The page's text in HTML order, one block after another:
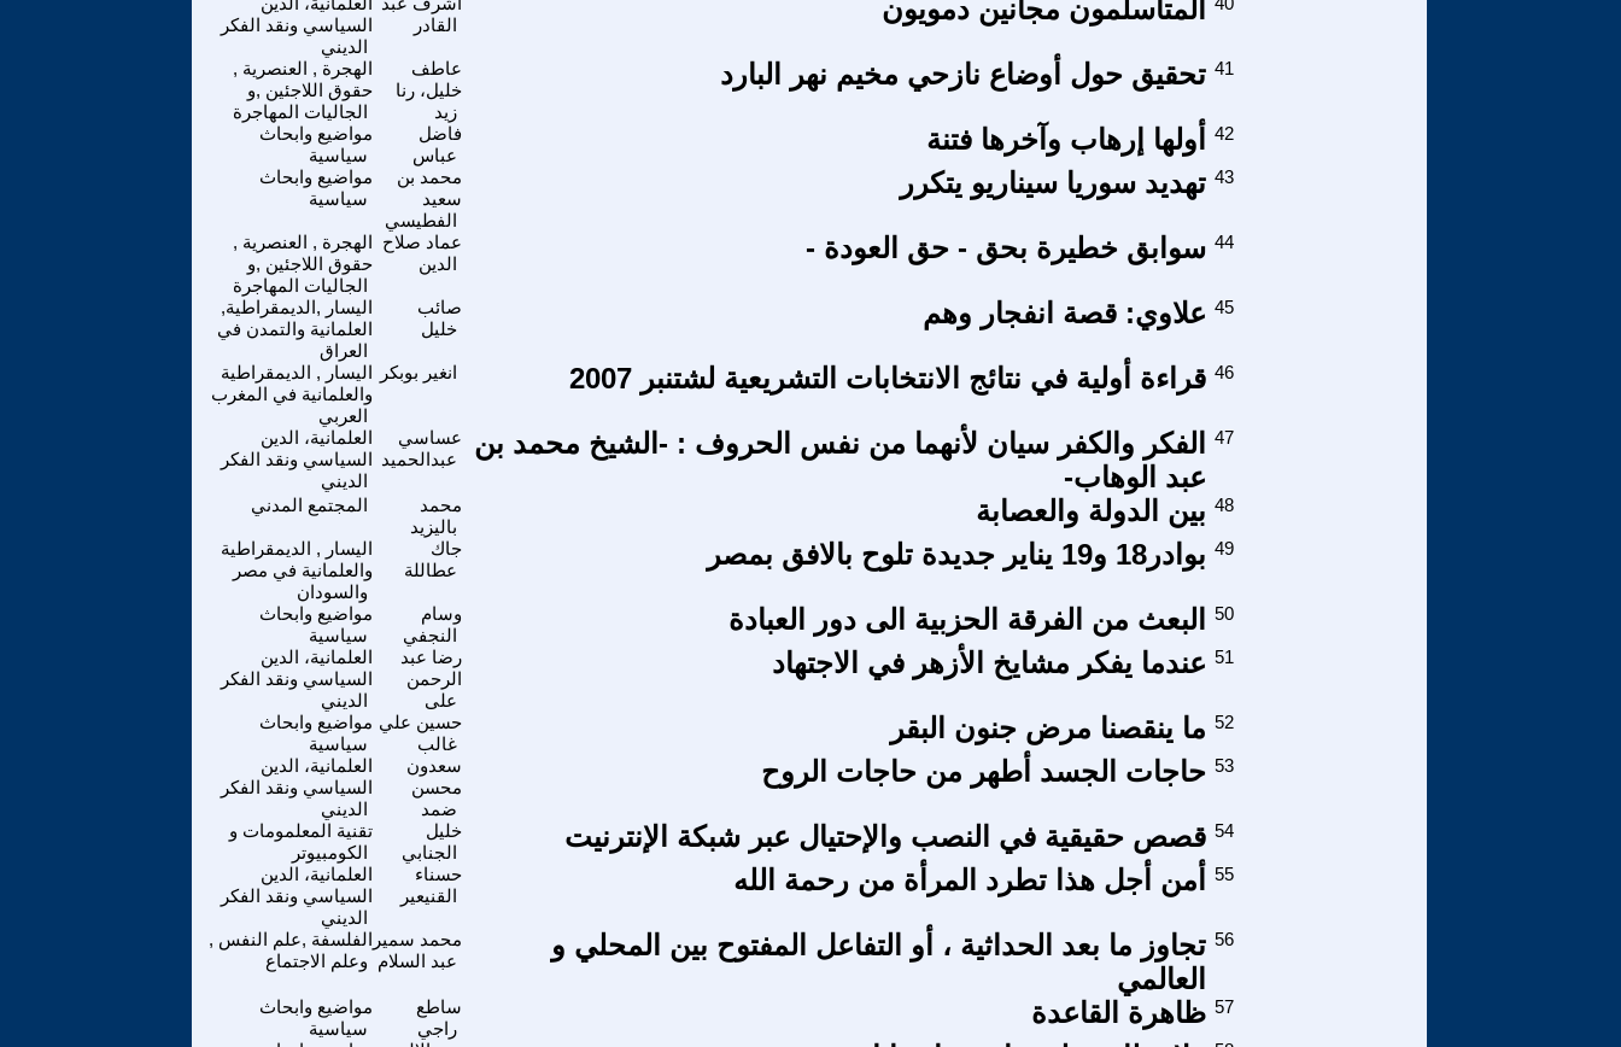
السياسي ونقد الفكر
الديني
القادر
المتأسلمون مجانين دمويون
الهجرة , العنصرية ,
حقوق اللاجئين ,و
الجاليات المهاجرة
عاطف
خليل، رنا
زيد
تحقيق حول أوضاع نازحي مخيم نهر البارد 41
مواضيع وابحاث
سياسية
فاضل
عباس
أولها إرهاب وآخرها فتنة 42
مواضيع وابحاث
سياسية
محمد بن
سعيد
الفطيسي
تهديد سوريا سيناريو يتكرر 43
الهجرة , العنصرية ,
حقوق اللاجئين ,و
الجاليات المهاجرة
عماد صلاح
الدين
سوابق خطيرة بحق - حق العودة - 44
اليسار ,الديمقراطية,
العلمانية والتمدن في
العراق
صائب
خليل
علاوي: قصة انفجار وهم 45
اليسار , الديمقراطية
والعلمانية في المغرب
العربي
انغير بوبكر قراءة أولية في نتائج الانتخابات التشريعية لشتنبر 2007 46
العلمانية، الدين
السياسي ونقد الفكر
الديني
عساسي
عبدالحميد
الفكر والكفر سيان لأنهما من نفس الحروف : -الشيخ محمد بن
عبد الوهاب-
47
المجتمع المدني
محمد
باليزيد
بين الدولة والعصابة 48
اليسار , الديمقراطية
والعلمانية في مصر
والسودان
جاك
عطاللة
بوادر18 و19 يناير جديدة تلوح بالافق بمصر 49
مواضيع وابحاث
سياسية
وسام
النجفي
البعث من الفرقة الحزبية الى دور العبادة 50
العلمانية، الدين
السياسي ونقد الفكر
الديني
رضا عبد
الرحمن
على
عندما يفكر مشايخ الأزهر في الاجتهاد 51
مواضيع وابحاث
سياسية
حسين علي
غالب
ما ينقصنا مرض جنون البقر 52
العلمانية، الدين
السياسي ونقد الفكر
الديني
سعدون
محسن
ضمد
حاجات الجسد أطهر من حاجات الروح 53
تقنية المعلمومات و
الكومبيوتر
خليل
الجنابي
قصص حقيقية في النصب والإحتيال عبر شبكة الإنترنيت 54
العلمانية، الدين
السياسي ونقد الفكر
الديني
حسناء
القنيعير
أمن أجل هذا تطرد المرأة من رحمة الله 55
الفلسفة ,علم النفس ,
وعلم الاجتماع
محمد سمير
عبد السلام
تجاوز ما بعد الحداثية ، أو التفاعل المفتوح بين المحلي و
العالمي
56
مواضيع وابحاث
سياسية
ساطع
راجي
ظاهرة القاعدة 57